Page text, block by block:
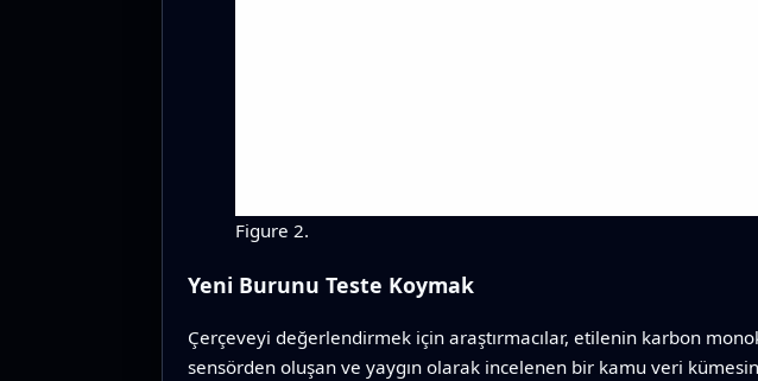
Figure 2.
Yeni Burunu Teste Koymak
Çerçeveyi değerlendirmek için araştırmacılar, etilenin karbon
sensörden oluşan ve yaygın olarak incelenen bir kamu veri